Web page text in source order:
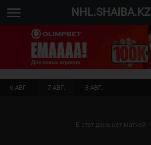
menu NHL.SHAIBA.KZ
6 АВГ. 7 АВГ. 8 АВГ.
В этот день нет матчей